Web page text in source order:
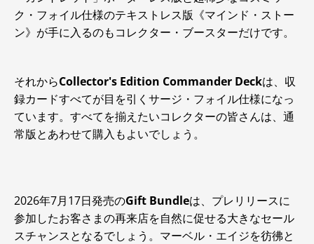
ク・フォイル仕様のテキストレス版《マインド・ストー
ン》が手に入るのもコレクター・ブースターだけです。
それからCollector's Edition Commander Deckは、収
録カードすべてが目を引くサージ・フォイル仕様になっ
ています。すべてを揃えたいコレクターの皆さんは、通
常版とあわせて購入もよいでしょう。
2026年7月17日発売のGift Bundleは、プレリリースに
参加したお客さまの再来店を自然に促せる大きなセール
スチャンスとなるでしょう。マーベル・エイジを彷彿と